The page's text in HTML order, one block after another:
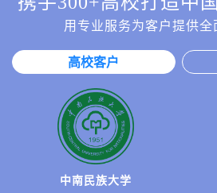
用专业服务为客户提供全
高校客户
中南民族大学
宁夏职业技术学院